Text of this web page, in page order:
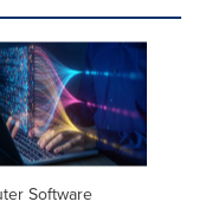
Software